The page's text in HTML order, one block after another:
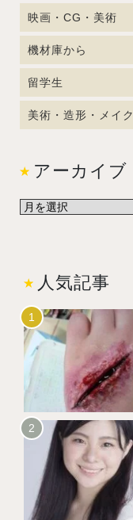
映画・CG・美術
機材庫から
留学生
美術・造形・メイク
アーカイブ
人気記事